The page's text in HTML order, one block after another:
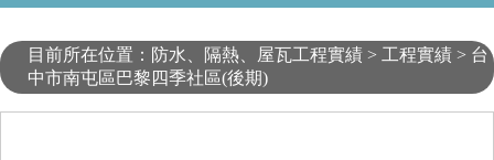
目前所在位置：防水、隔熱、屋瓦工程實績 > 工程實績 > 台
中市南屯區巴黎四季社區(後期)